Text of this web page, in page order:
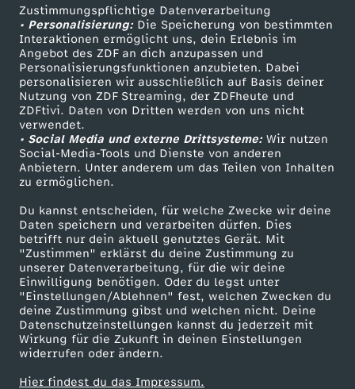
Zustimmungspflichtige Datenverarbeitung
• Personalisierung:Die Speicherung von bestimmten
Interaktionen ermöglicht uns, dein Erlebnis im
Angebot des ZDF an dich anzupassen und
Personalisierungsfunktionen anzubieten. Dabei
personalisieren wir ausschließlich auf Basis deiner
Nutzung von ZDF Streaming, der ZDFheute und
ZDFtivi. Daten von Dritten werden von uns nicht
verwendet.
• Social Media und externe Drittsysteme:Wir nutzen
Social-Media-Tools und Dienste von anderen
Anbietern. Unter anderem um das Teilen von Inhalten
zu ermöglichen.
Du kannst entscheiden, für welche Zwecke wir deine
Daten speichern und verarbeiten dürfen. Dies
betrifft nur dein aktuell genutztes Gerät. Mit
"Zustimmen" erklärst du deine Zustimmung zu
unserer Datenverarbeitung, für die wir deine
Einwilligung benötigen. Oder du legst unter
"Einstellungen/Ablehnen" fest, welchen Zwecken du
deine Zustimmung gibst und welchen nicht. Deine
Datenschutzeinstellungen kannst du jederzeit mit
Wirkung für die Zukunft in deinen Einstellungen
widerrufen oder ändern.
Hier findest du das Impressum.
Livestreams
Sendungen A-Z
TV-Programm
Zuschauerservice
Hilfe
ZDF Unternehmen
Karriere
ZDF goes Schule
Werbefernsehen
Mainzelmännchen